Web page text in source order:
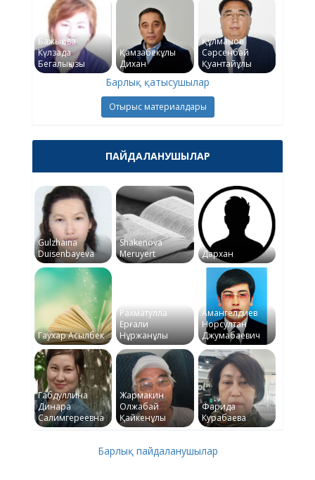
Бажықова
Күлзада
Бегалықызы
Қамзабекұлы
Дихан
Құлманов
Сәрсенбай
Қуантайұлы
Барлық қатысушылар
Отырыс материалдары
ПАЙДАЛАНУШЫЛАР
Gulzhaina
Duisenbayeva
Shakenova
Meruyert
Дархан
Гаухар Асылбек
Рахматулла
Ерғали
Нұржанұлы
Амангелдиев
Норсултан
Джумабаевич
Габдуллина
Динара
Салимгереевна
Жармакин
Олжабай
Қайкенұлы
Фарида
Курабаева
Барлық пайдаланушылар